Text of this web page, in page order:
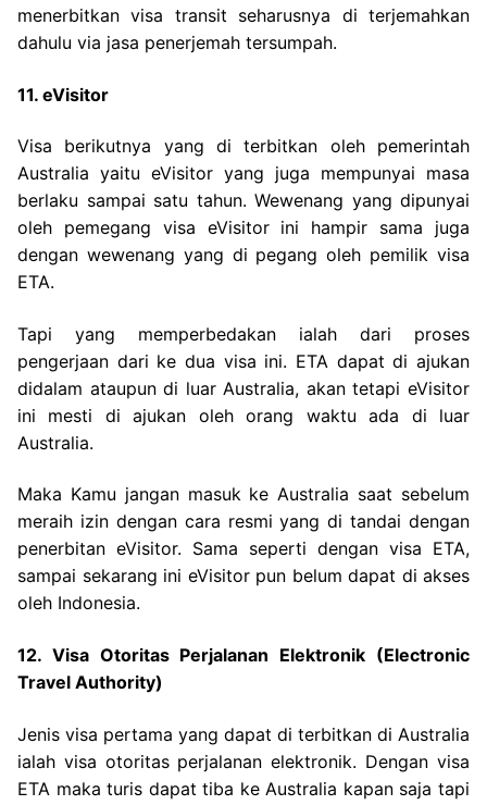
menerbitkan visa transit seharusnya di terjemahkan
dahulu via jasa penerjemah tersumpah.
11. eVisitor
Visa berikutnya yang di terbitkan oleh pemerintah
Australia yaitu eVisitor yang juga mempunyai masa
berlaku sampai satu tahun. Wewenang yang dipunyai
oleh pemegang visa eVisitor ini hampir sama juga
dengan wewenang yang di pegang oleh pemilik visa
ETA.
Tapi yang memperbedakan ialah dari proses
pengerjaan dari ke dua visa ini. ETA dapat di ajukan
didalam ataupun di luar Australia, akan tetapi eVisitor
ini mesti di ajukan oleh orang waktu ada di luar
Australia.
Maka Kamu jangan masuk ke Australia saat sebelum
meraih izin dengan cara resmi yang di tandai dengan
penerbitan eVisitor. Sama seperti dengan visa ETA,
sampai sekarang ini eVisitor pun belum dapat di akses
oleh Indonesia.
12. Visa Otoritas Perjalanan Elektronik (Electronic
Travel Authority)
Jenis visa pertama yang dapat di terbitkan di Australia
ialah visa otoritas perjalanan elektronik. Dengan visa
ETA maka turis dapat tiba ke Australia kapan saja tapi